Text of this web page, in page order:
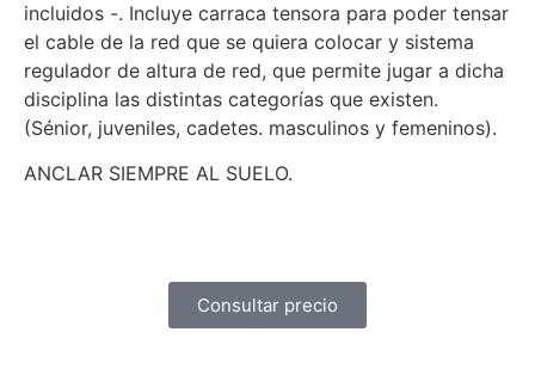
incluidos -. Incluye carraca tensora para poder tensar
el cable de la red que se quiera colocar y sistema
regulador de altura de red, que permite jugar a dicha
disciplina las distintas categorías que existen.
(Sénior, juveniles, cadetes. masculinos y femeninos).
ANCLAR SIEMPRE AL SUELO.
Consultar precio